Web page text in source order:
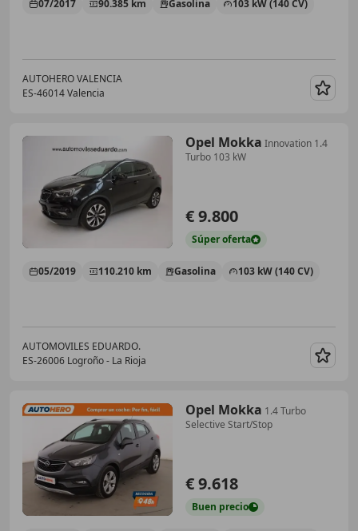
07/2017 90.385 km Gasolina 103 kW (140 CV)
AUTOHERO VALENCIA
ES-46014 Valencia
Opel Mokka Innovation 1.4
Turbo 103 kW
€ 9.800
Súperoferta
05/2019 110.210 km Gasolina 103 kW (140 CV)
AUTOMOVILES EDUARDO.
ES-26006 Logroño - La Rioja
Opel Mokka 1.4 Turbo
Selective Start/Stop
€ 9.618
Buen precio